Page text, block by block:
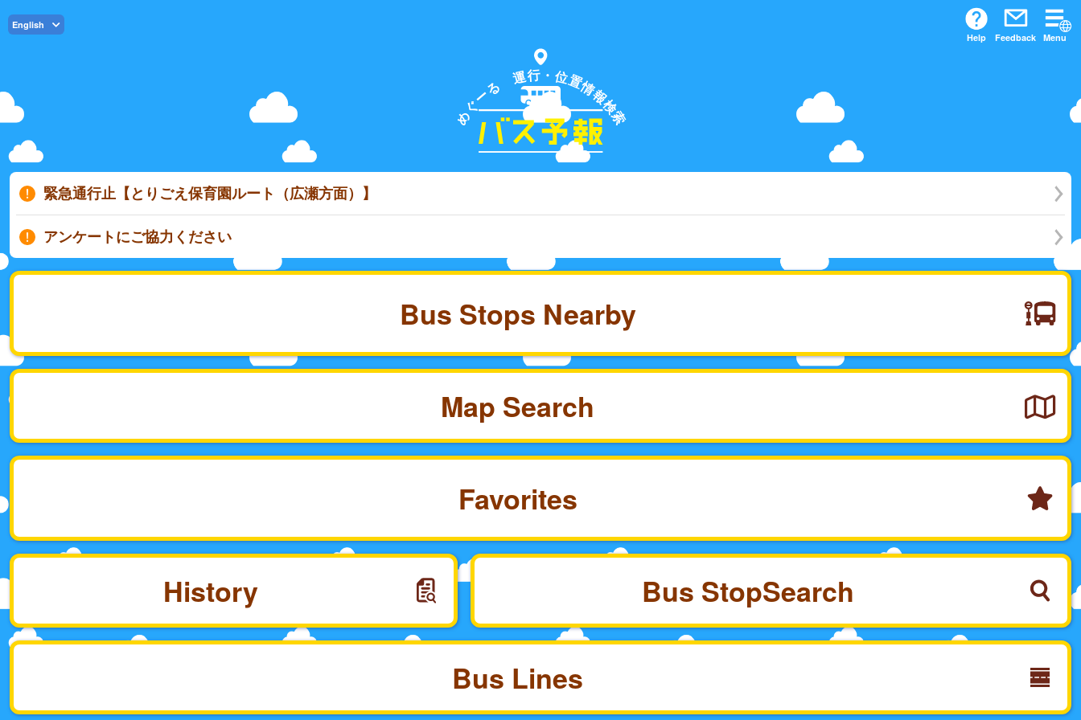
English
Help
Feedback Menu
め
ぐ
ーる 運行 ・ 位置情報検
索
緊急通行止【とりごえ保育園ルート（広瀬方面）】
アンケートにご協力ください
Bus Stops Nearby
Map Search
Favorites
History Bus StopSearch
Bus Lines